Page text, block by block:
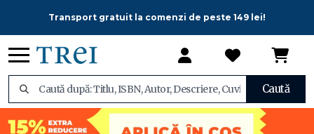
Transport gratuit la comenzi de peste 149 lei!
Caută